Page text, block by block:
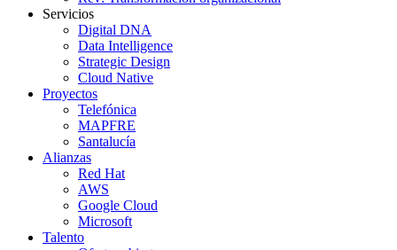
Servicios
Digital DNA
Data Intelligence
Strategic Design
Cloud Native
Proyectos
Telefónica
MAPFRE
Santalucía
Alianzas
Red Hat
AWS
Google Cloud
Microsoft
Talento